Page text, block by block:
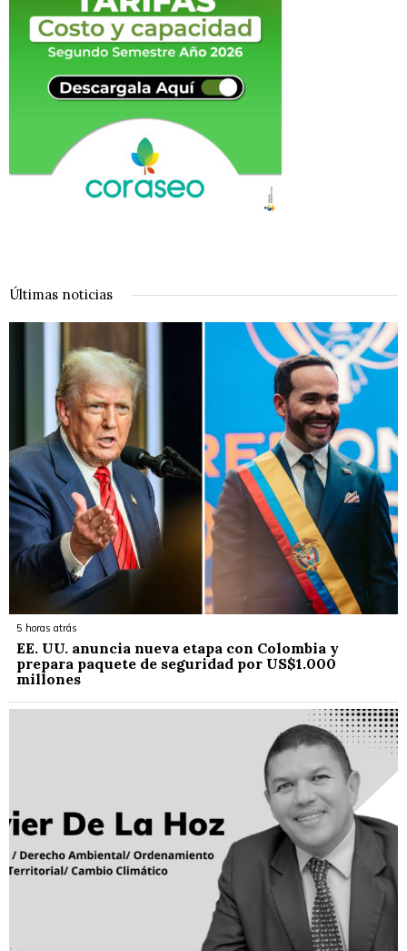
Últimas noticias
5 horas atrás
EE. UU. anuncia nueva etapa con Colombia y
prepara paquete de seguridad por US$1.000
millones